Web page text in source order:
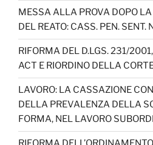
MESSA ALLA PROVA DOPO
DEL REATO: CASS. PEN.
RIFORMA DEL D.LGS. 231/
ACT E RIORDINO DELLA
LAVORO: LA CASSAZIONE
DELLA PREVALENZA DELLA
FORMA, NEL LAVORO